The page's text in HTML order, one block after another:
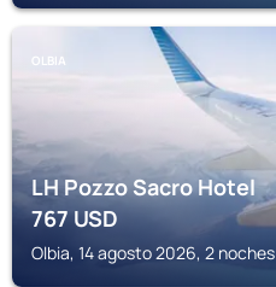
OLBIA
LH Pozzo Sacro Hotel
767USD
Olbia, 14 agosto 2026, 2 noches